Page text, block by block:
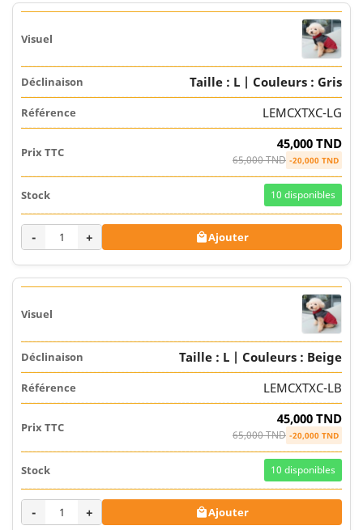
Taille : L | Couleurs : Gris
LEMCXTXC-LG
45,000 TND
65,000 TND -20,000 TND
10 disponibles
- + Ajouter
Taille : L | Couleurs : Beige
LEMCXTXC-LB
45,000 TND
65,000 TND -20,000 TND
10 disponibles
- + Ajouter